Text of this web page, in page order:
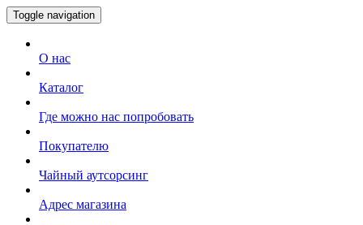
Toggle navigation
О нас
Каталог
Где можно нас попробовать
Покупателю
Чайный аутсорсинг
Адрес магазина